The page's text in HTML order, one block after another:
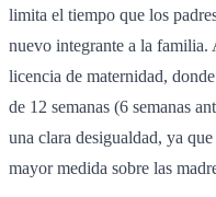
limita el tiempo que los
nuevo integrante a la familia.
licencia de maternidad,
de 12 semanas (6 semanas
una clara desigualdad, ya
mayor medida sobre las